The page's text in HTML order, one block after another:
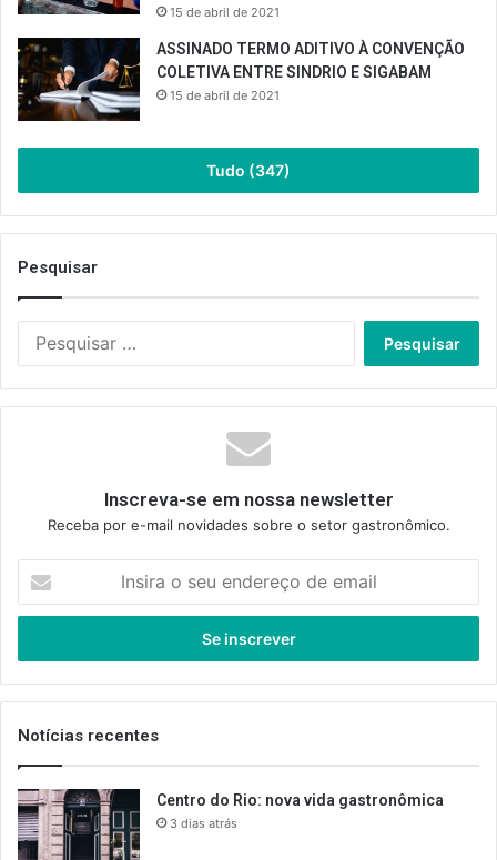
15 de abril de 2021
ASSINADO TERMO ADITIVO À CONVENÇÃO
COLETIVA ENTRE SINDRIO E SIGABAM
15 de abril de 2021
Tudo (347)
Pesquisar
Inscreva-se em nossa newsletter
Receba por e-mail novidades sobre o setor gastronômico.
seu
de
email
Notícias recentes
Centro do Rio: nova vida gastronômica
3 dias atrás